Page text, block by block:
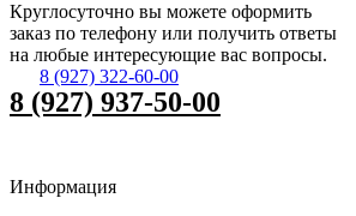
Круглосуточно вы можете оформить
заказ по телефону или получить ответы
на любые интересующие вас вопросы.
8 (927) 322-60-00
8 (927) 937-50-00
Информация